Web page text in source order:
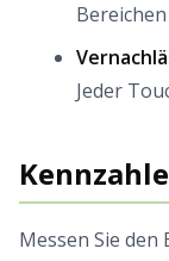
Jeder
Messen Sie